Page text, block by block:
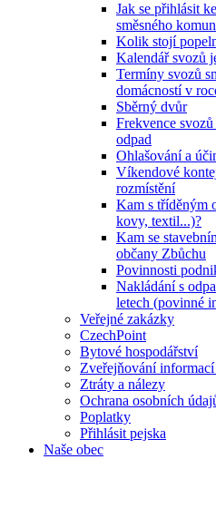
Jak se přihlásit
směsného
Kolik stojí
Kalendář svozů
Termíny svozů
domácností v
Sběrný dvůr
Frekvence
odpad
Ohlašování a
Víkendové
rozmístění
Kam s tříděným
kovy, textil...)?
Kam se
občany Zbůchu
Povinnosti
Nakládání s
letech (povinné
Veřejné zakázky
CzechPoint
Bytové hospodářství
Zveřejňování
Ztráty a nálezy
Ochrana osobních
Poplatky
Přihlásit pejska
Naše obec